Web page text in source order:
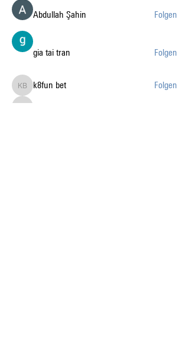
Abdullah Şahin Folgen
gia tai tran Folgen
k8fun betk8fun bet Folgen